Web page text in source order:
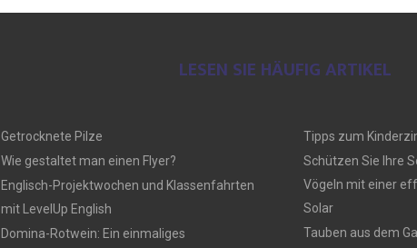
LESEN SIE HÄUFIG ARTIKEL
Getrocknete Pilze
Wie gestaltet man einen Flyer?
Englisch-Projektwochen und Klassenfahrten
mit LevelUp English
Domina-Rotwein: Ein einmaliges
Tipps zum
Schützen Sie Ihre
Vögeln mit einer
Solar
Tauben aus dem